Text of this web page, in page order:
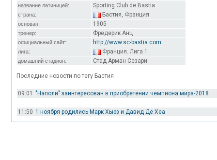
название латиницей: Sporting Club de Bastia
страна: Бастия, Франция
основан: 1905
тренер: Фредерик Анц
официальный сайт: http://www.sc-bastia.com
лига: Франция. Лига 1
домашний стадион: Стад Арман Сезари
Последние новости по тегу Бастия
09:01 "Наполи" заинтересован в приобретении чемпиона мира-2018
11:50 1 ноября родились Марк Хьюз и Давид Де Хеа